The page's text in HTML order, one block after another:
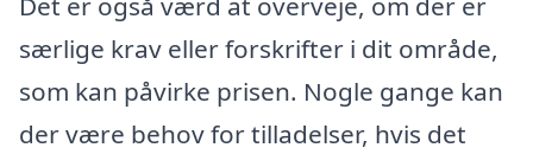
særlige krav eller forskrifter i dit område,
som kan påvirke prisen. Nogle gange kan
der være behov for tilladelser, hvis det